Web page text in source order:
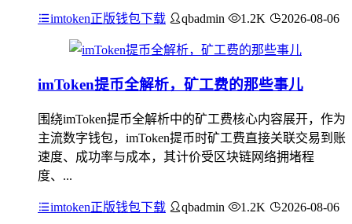
imtoken正版钱包下载 qbadmin 1.2K 2026-08-06
imToken提币全解析，矿工费的那些事儿
围绕imToken提币全解析中的矿工费核心内容展开，作为
主流数字钱包，imToken提币时矿工费直接关联交易到账
速度、成功率与成本，其计价受区块链网络拥堵程
度、...
imtoken正版钱包下载 qbadmin 1.2K 2026-08-06